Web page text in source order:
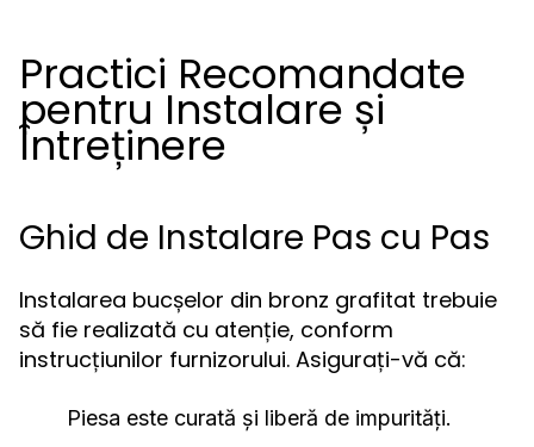
Practici Recomandate
pentru Instalare și
Întreținere
Ghid de Instalare Pas cu Pas
Instalarea bucșelor din bronz grafitat trebuie
să fie realizată cu atenție, conform
instrucțiunilor furnizorului. Asigurați-vă că:
Piesa este curată și liberă de impurități.